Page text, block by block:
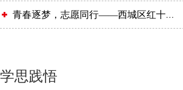
青春逐梦，志愿同行——西城区红十字青少年志愿者服务队优秀志愿者风采（五）
学思践悟